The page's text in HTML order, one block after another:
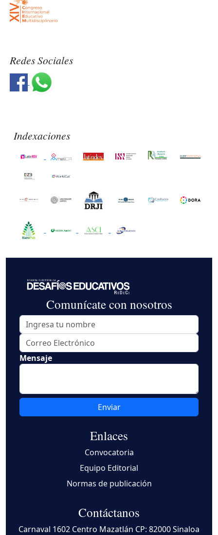
Redes Sociales
Indexaciones
Enlaces
Convocatoria
Equipo Editorial
Normas de publicación
Contáctanos
Carnaval 1602 Centro Mazatlán CP: 82000 Sinaloa
Comunícate con nosotros
Mensaje
Enviar